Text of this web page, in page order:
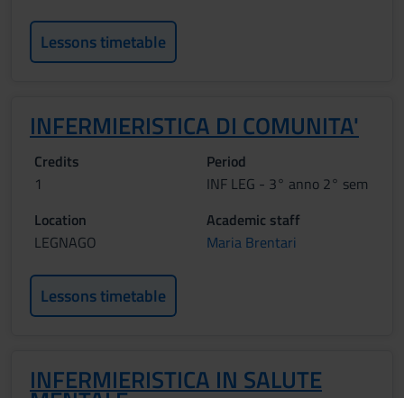
Lessons timetable
INFERMIERISTICA DI COMUNITA'
Credits
1
Period
INF LEG - 3° anno 2° sem
Location
LEGNAGO
Academic staff
Maria Brentari
Lessons timetable
INFERMIERISTICA IN SALUTE